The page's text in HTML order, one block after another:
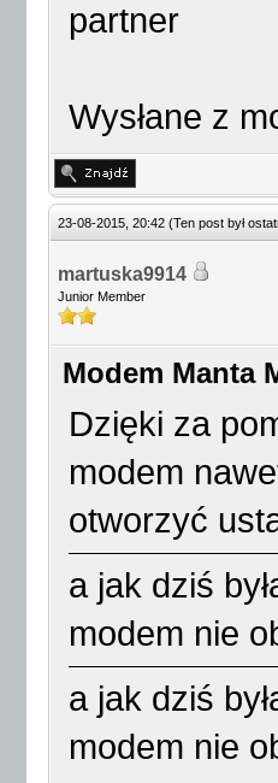
partner
Wysłane z
23-08-2015, 20:42 (Ten post był
martuska9914
Junior Member
Modem Manta
Dzięki za
modem
otworzyć
a jak dziś
modem nie
a jak dziś
modem nie